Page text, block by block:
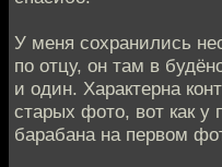
У меня сохранились
по отцу, он там в
и один. Характерна
старых фото, вот как у
барабана на первом